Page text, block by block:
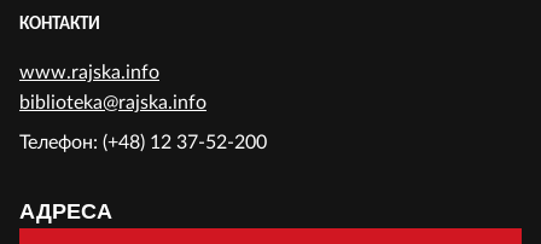
КОНТАКТИ
www.rajska.info
biblioteka@rajska.info
Телефон: (+48) 12 37-52-200
АДРЕСА